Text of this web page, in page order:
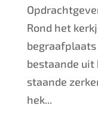
Rond het
bestaande
staande
hek...